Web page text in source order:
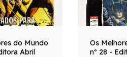
do Mundo
Abril
Os
nº 28 -